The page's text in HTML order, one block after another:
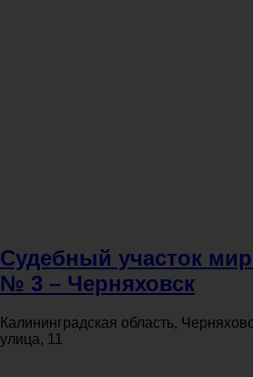
Судебный участок
№ 3 – Черняховск
Калининградская область,
улица, 11